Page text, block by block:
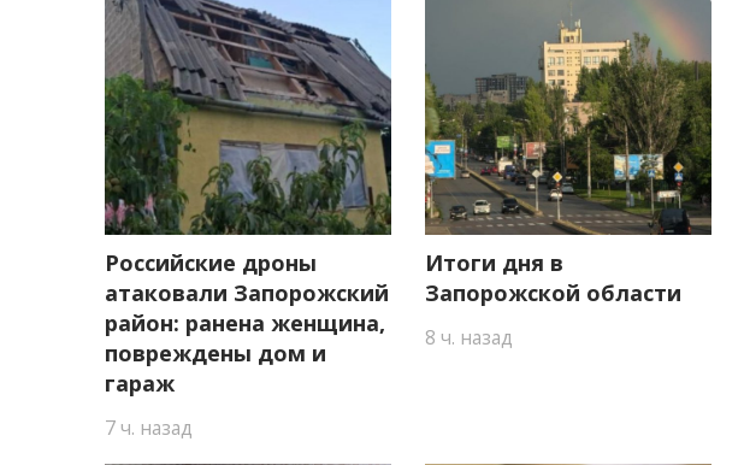
Российские дроны
атаковали Запорожский
район: ранена женщина,
повреждены дом и
гараж
7 ч. назад
Итоги дня в
Запорожской области
8 ч. назад